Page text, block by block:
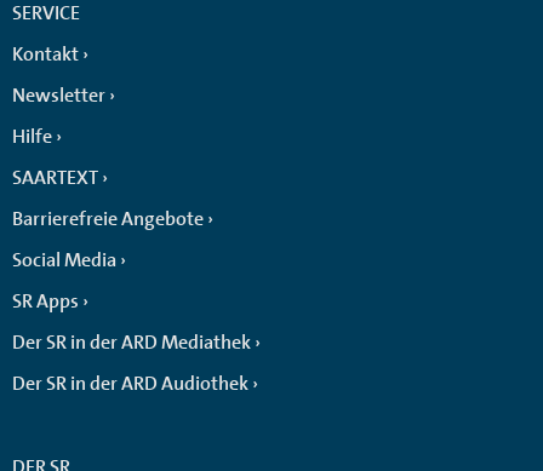
SERVICE
Kontakt
Newsletter
Hilfe
SAARTEXT
Barrierefreie Angebote
Social Media
SR Apps
Der SR in der ARD Mediathek
Der SR in der ARD Audiothek